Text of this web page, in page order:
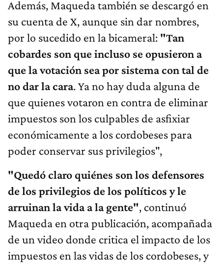
Además, Maqueda también se descargó en
su cuenta de X, aunque sin dar nombres,
por lo sucedido en la bicameral: "Tan
cobardes son que incluso se opusieron a
que la votación sea por sistema con tal de
no dar la cara. Ya no hay duda alguna de
que quienes votaron en contra de eliminar
impuestos son los culpables de asfixiar
económicamente a los cordobeses para
poder conservar sus privilegios",
"Quedó claro quiénes son los defensores
de los privilegios de los políticos y le
arruinan la vida a la gente", continuó
Maqueda en otra publicación, acompañada
de un video donde critica el impacto de los
impuestos en las vidas de los cordobeses, y